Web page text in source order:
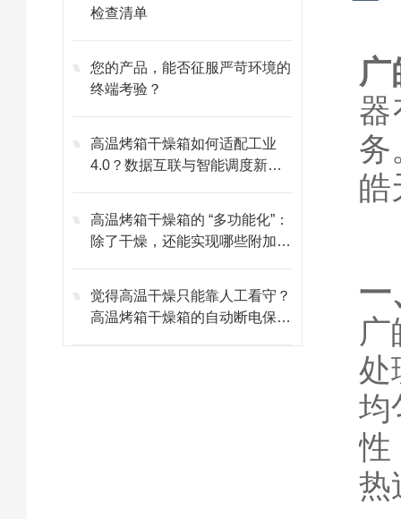
检查清单
您的产品，能否征服严苛环境的
终端考验？
高温烤箱干燥箱如何适配工业
4.0？数据互联与智能调度新玩
高温烤箱干燥箱的 “多功能化”：
除了干燥，还能实现哪些附加功
觉得高温干燥只能靠人工看守？
高温烤箱干燥箱的自动断电保护
器
务
皓
一
处
均
性
热